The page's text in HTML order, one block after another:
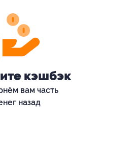
кэшбэк
вам часть
назад